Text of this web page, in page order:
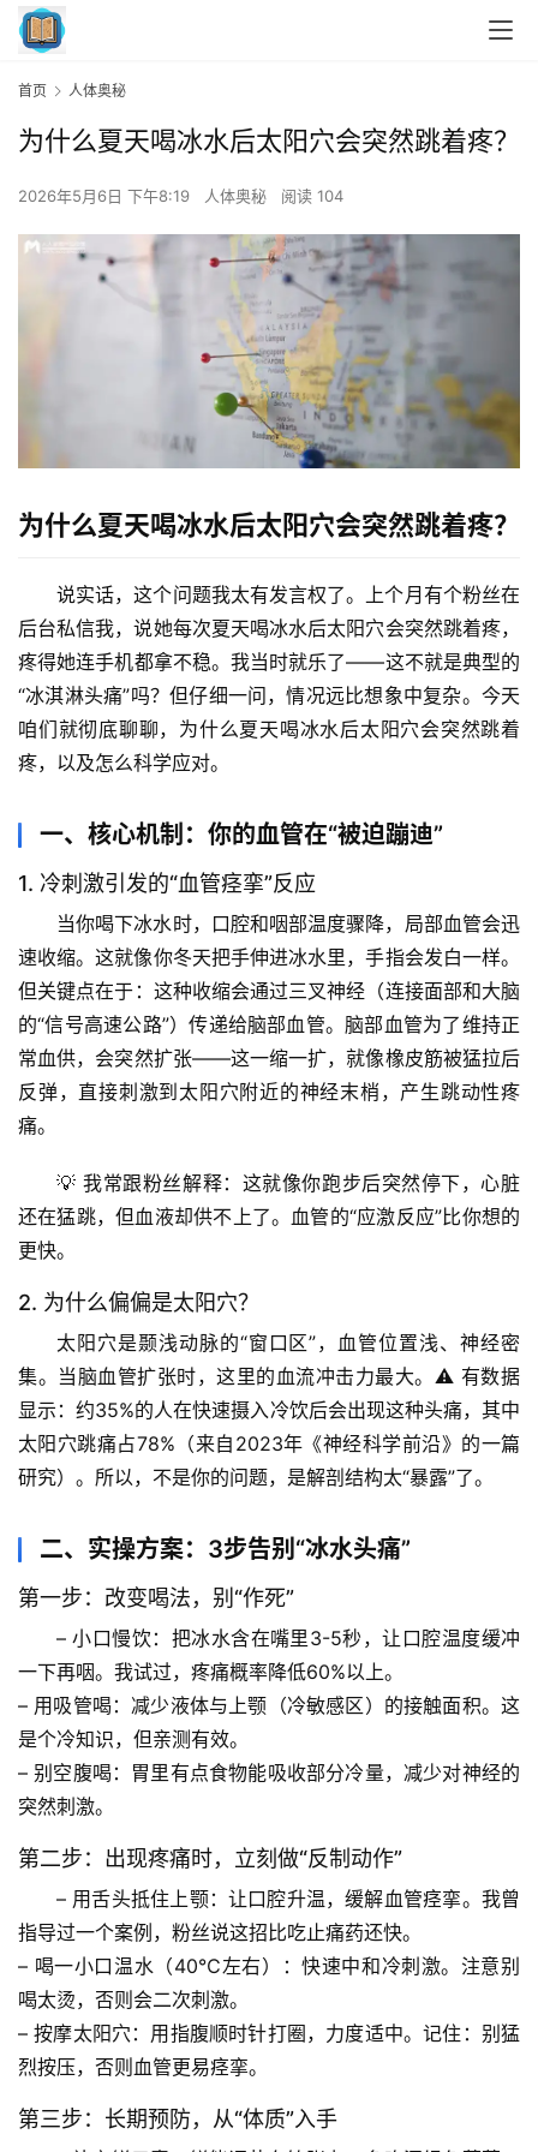
首
页
专
题
列
表
首页 人体奥秘
为什么夏天喝冰水后太阳穴会突然跳着疼？
2026年5月6日 下午8:19 人体奥秘 阅读 104
为什么夏天喝冰水后太阳穴会突然跳着疼？
说实话，这个问题我太有发言权了。上个月有个粉丝在
后台私信我，说她每次夏天喝冰水后太阳穴会突然跳着疼，
疼得她连手机都拿不稳。我当时就乐了——这不就是典型的
“冰淇淋头痛”吗？但仔细一问，情况远比想象中复杂。今天
咱们就彻底聊聊，为什么夏天喝冰水后太阳穴会突然跳着
疼，以及怎么科学应对。
一、核心机制：你的血管在“被迫蹦迪”
1. 冷刺激引发的“血管痉挛”反应
当你喝下冰水时，口腔和咽部温度骤降，局部血管会迅
速收缩。这就像你冬天把手伸进冰水里，手指会发白一样。
但关键点在于：这种收缩会通过三叉神经（连接面部和大脑
的“信号高速公路”）传递给脑部血管。脑部血管为了维持正
常血供，会突然扩张——这一缩一扩，就像橡皮筋被猛拉后
反弹，直接刺激到太阳穴附近的神经末梢，产生跳动性疼
痛。
💡 我常跟粉丝解释：这就像你跑步后突然停下，心脏
还在猛跳，但血液却供不上了。血管的“应激反应”比你想的
更快。
2. 为什么偏偏是太阳穴？
太阳穴是颞浅动脉的“窗口区”，血管位置浅、神经密
集。当脑血管扩张时，这里的血流冲击力最大。⚠️ 有数据
显示 ：约35%的人在快速摄入冷饮后会出现这种头痛，其中
太阳穴跳痛占78%（来自2023年《神经科学前沿》的一篇
研究）。所以，不是你的问题，是解剖结构太“暴露”了。
二、实操方案：3步告别“冰水头痛”
第一步：改变喝法，别“作死”
– 小口慢饮 ：把冰水含在嘴里3-5秒，让口腔温度缓冲
一下再咽。我试过，疼痛概率降低60%以上。
– 用吸管喝：减少液体与上颚（冷敏感区）的接触面积。这
是个冷知识，但亲测有效。
– 别空腹喝：胃里有点食物能吸收部分冷量，减少对神经的
突然刺激。
第二步：出现疼痛时，立刻做“反制动作”
– 用舌头抵住上颚：让口腔升温，缓解血管痉挛。我曾
指导过一个案例，粉丝说这招比吃止痛药还快。
– 喝一小口温水 （40℃左右）：快速中和冷刺激。注意别
喝太烫，否则会二次刺激。
– 按摩太阳穴 ：用指腹顺时针打圈，力度适中。记住 ：别猛
烈按压，否则血管更易痉挛。
第三步：长期预防，从“体质”入手